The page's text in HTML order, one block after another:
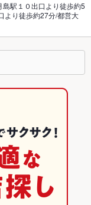
駅１０出口より徒歩約5
より徒歩約27分/都営大